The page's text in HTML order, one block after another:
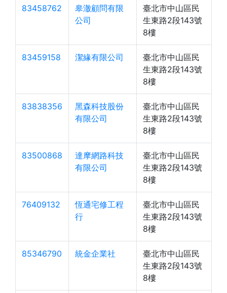
83458762
皋澈顧問有限
公司
臺北市中山區民
生東路2段143號
8樓
83459158 潔緣有限公司
臺北市中山區民
生東路2段143號
8樓
83838356
黑森科技股份
有限公司
臺北市中山區民
生東路2段143號
8樓
83500868
達摩網路科技
有限公司
臺北市中山區民
生東路2段143號
8樓
76409132
恆通宅修工程
行
臺北市中山區民
生東路2段143號
8樓
85346790 統金企業社
臺北市中山區民
生東路2段143號
8樓